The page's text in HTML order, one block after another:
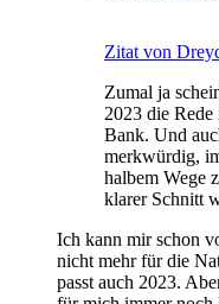
Zitat von
Zumal ja
2023 die
Bank. Und
merkwürdig,
halbem Wege
klarer Schnitt
Ich kann mir schon
nicht mehr für die
passt auch 2023.